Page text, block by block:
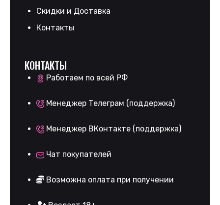
Скидки и Доставка
Контакты
КОНТАКТЫ
Работаем по всей РФ
Менеджер Телеграм (поддержка)
Менеджер ВКонтакте (поддержка)
Чат покупателей
Возможна оплата при получении